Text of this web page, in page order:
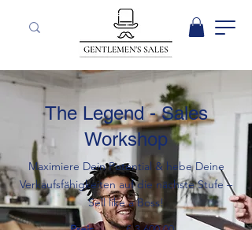
The Legend - Sales
Workshop
Maximiere Dein Potential & hebe Deine
Verkaufsfähigkeiten auf die nächste Stufe –
Sell like a Boss!